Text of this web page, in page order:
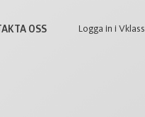
Logga in i Vklass
OSS